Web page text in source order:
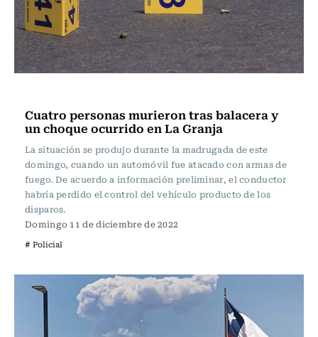
Cuatro personas murieron tras balacera y
un choque ocurrido en La Granja
La situación se produjo durante la madrugada de este
domingo, cuando un automóvil fue atacado con armas de
fuego. De acuerdo a información preliminar, el conductor
habría perdido el control del vehículo producto de los
disparos.
Domingo 11 de diciembre de 2022
# Policial